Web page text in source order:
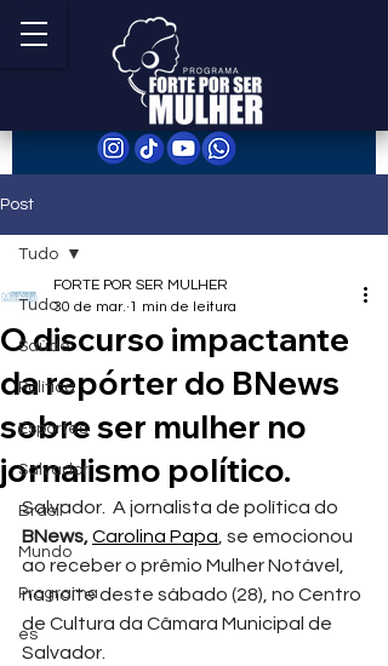
Post
Tudo
Saúde
Política
Esportes
Salvador
Brasil
Mundo
Programa
es
Tudo
O discurso impactante
da repórter do BNews
sobre ser mulher no
jornalismo político.
FORTE POR SER MULHER
30 de mar. 1 min de leitura
Salvador.  A jornalista de política do
BNews, Carolina Papa , se emocionou
ao receber o prêmio Mulher Notável,
na noite deste sábado (28), no Centro
de Cultura da Câmara Municipal de
Salvador.